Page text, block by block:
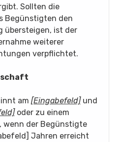
Sollten die
Begünstigten den
übersteigen, ist der
weiterer
verpflichtet.
am [Eingabefeld]und
oder zu einem
wenn der Begünstigte
Jahren erreicht